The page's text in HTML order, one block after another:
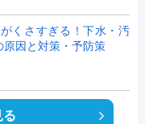
くさすぎる！下水・汚
因と対策・予防策
る